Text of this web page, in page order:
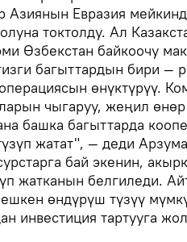
Азиянын Евразия
токтолду. Ал
Өзбекстан байкоочу
багыттардын бири —
өнүктүрүү.
чыгаруу, жеңил
башка багыттарда
жатат", — деди
бай экенин,
жатканын белгиледи.
өндүрүш түзүү
инвестиция тартууга